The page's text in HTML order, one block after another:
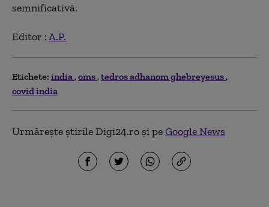
semnificativă.
Editor :A.P.
Etichete: india oms tedros adhanom ghebreyesus
covid india
Urmărește știrile Digi24.ro și peGoogle News